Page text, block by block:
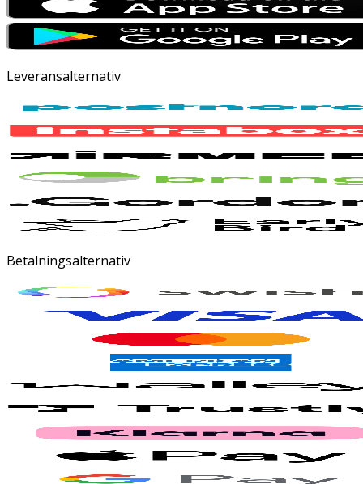
Leveransalternativ
Betalningsalternativ